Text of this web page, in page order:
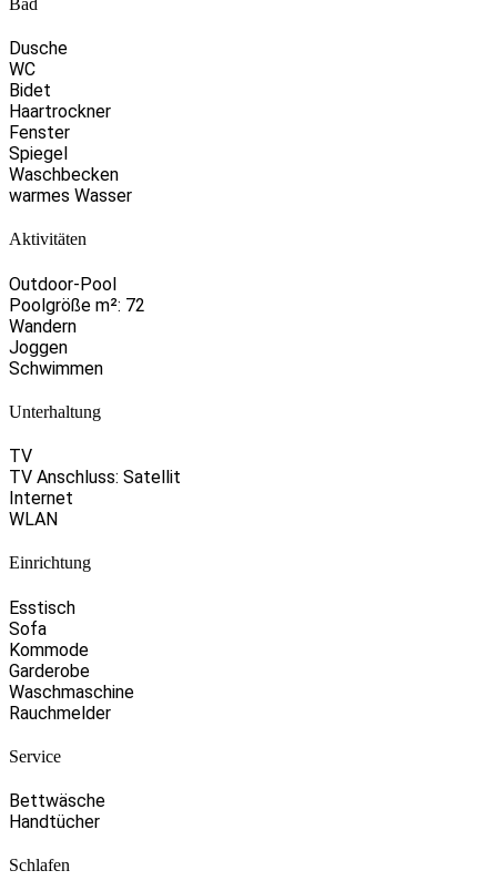
Dusche
WC
Bidet
Haartrockner
Fenster
Spiegel
Waschbecken
warmes Wasser
Aktivitäten
Outdoor-Pool
Poolgröße m²: 72
Wandern
Joggen
Schwimmen
Unterhaltung
TV
TV Anschluss: Satellit
Internet
WLAN
Einrichtung
Esstisch
Sofa
Kommode
Garderobe
Waschmaschine
Rauchmelder
Service
Bettwäsche
Handtücher
Schlafen